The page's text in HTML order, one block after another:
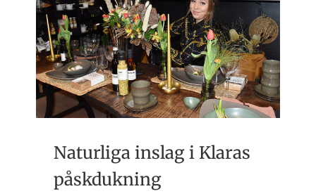
Naturliga inslag i Klaras
påskdukning